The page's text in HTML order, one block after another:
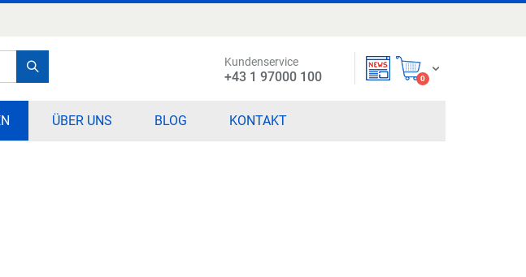
Mein Warenkorb
0items
Kundenservice
+43 1 97000 100
ÜBER UNS BLOG KONTAKT